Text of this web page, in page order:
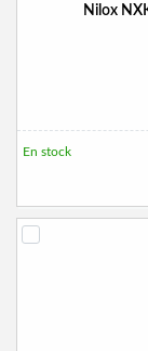
Nilox
En stock